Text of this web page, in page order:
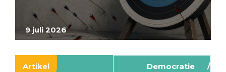
9 juli 2026
Artikel Democratie